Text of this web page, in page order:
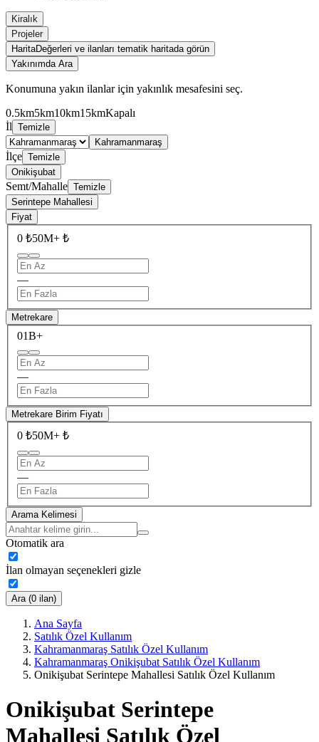
Kiralık
Projeler
HaritaDeğerleri ve ilanları tematik haritada görün
Yakınımda Ara
Konumuna yakın ilanlar için yakınlık mesafesini seç.
0.5km5km10km15kmKapalı
İl Temizle
Kahramanmaraş
İlçe Temizle
Onikişubat
Semt/Mahalle Temizle
Serintepe Mahallesi
Fiyat
0 ₺50M+ ₺
—
Metrekare
01B+
—
Metrekare Birim Fiyatı
0 ₺50M+ ₺
—
Arama Kelimesi
Otomatik ara
İlan olmayan seçenekleri gizle
Ara (0 ilan)
Ana Sayfa
Satılık Özel Kullanım
Kahramanmaraş Satılık Özel Kullanım
Kahramanmaraş Onikişubat Satılık Özel Kullanım
Onikişubat Serintepe Mahallesi Satılık Özel Kullanım
Onikişubat Serintepe
Mahallesi Satılık Özel